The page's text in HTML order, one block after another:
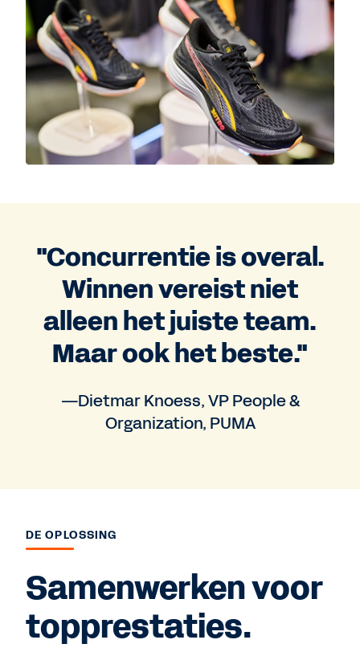
"Concurrentie is overal.
Winnen vereist niet
alleen het juiste team.
Maar ook het beste."
—Dietmar Knoess, VP People &
Organization, PUMA
DE OPLOSSING
Samenwerken voor
topprestaties.